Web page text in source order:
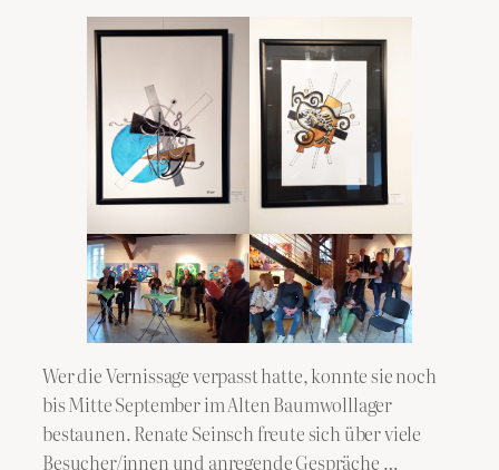
Wer die Vernissage verpasst hatte, konnte sie noch
bis Mitte September im Alten Baumwolllager
bestaunen. Renate Seinsch freute sich über viele
Besucher/innen und anregende Gespräche …